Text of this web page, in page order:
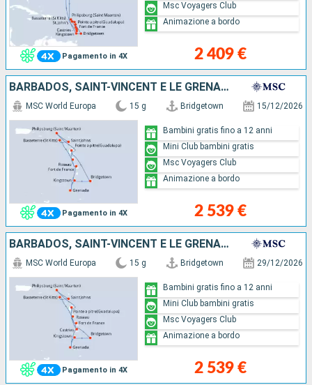
Pagamento in 4X 2 409 €
Msc Voyagers Club
Animazione a bordo
BARBADOS, SAINT-VINCENT E LE GRENADINE, GRENADA, SAINT MARTIN, ANTIGUA E BARBUDA, SAN CRISTOFORO E NEVIS, DOMINICA, MARTINICA, GUADALUPA
Pagamento in 4X
MSC World Europa 15 g Bridgetown 15/12/2026
2 539 €
Bambini gratis fino a 12 anni
Mini Club bambini gratis
Msc Voyagers Club
Animazione a bordo
BARBADOS, SAINT-VINCENT E LE GRENADINE, GRENADA, SANTA LUCIA, SAINT MARTIN, ANTIGUA E BARBUDA, SAN CRISTOFORO E NEVIS, DOMINICA, MARTINICA, GUADALUPA
Pagamento in 4X
MSC World Europa 15 g Bridgetown 29/12/2026
2 539 €
Bambini gratis fino a 12 anni
Mini Club bambini gratis
Msc Voyagers Club
Animazione a bordo